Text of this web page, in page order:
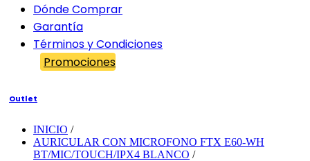
Dónde Comprar
Garantía
Términos y Condiciones
Promociones
Outlet
INICIO /
AURICULAR CON MICROFONO FTX E60-WH
BT/MIC/TOUCH/IPX4 BLANCO /